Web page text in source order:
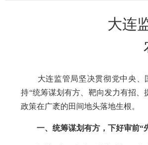
大连
大连监管局坚决贯彻党中央、国
持“统筹谋划有方、靶向发力有招
政策在广袤的田间地头落地生根。
一、统筹谋划有方，下好审前“